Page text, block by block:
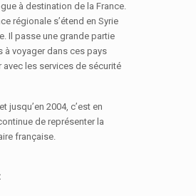
à destination de la France.
régionale s’étend en Syrie
Il passe une grande partie
à voyager dans ces pays
avec les services de sécurité
jusqu’en 2004, c’est en
de représenter la
française.